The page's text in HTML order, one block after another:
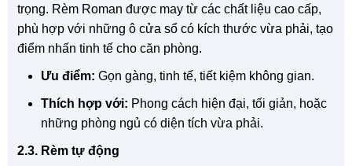
trọng. Rèm Roman được may từ các chất liệu cao cấp,
phù hợp với những ô cửa sổ có kích thước vừa phải, tạo
điểm nhấn tinh tế cho căn phòng.
Ưu điểm: Gọn gàng, tinh tế, tiết kiệm không gian.
Thích hợp với: Phong cách hiện đại, tối giản, hoặc
những phòng ngủ có diện tích vừa phải.
2.3. Rèm tự động